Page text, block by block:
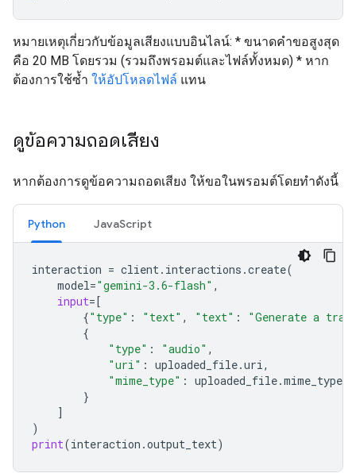
หมายเหตุเกี่ยวกับข้อมูลเสียงแบบอินไลน์: * ขนาดคำขอสูงสุด
คือ 20 MB โดยรวม (รวมถึงพรอมต์และไฟล์ทั้งหมด) * หาก
ต้องการใช้ซ้ำ ให้อัปโหลดไฟล์ แทน
ดูข้อความถอดเสียง
หากต้องการดูข้อความถอดเสียง ให้ขอในพรอมต์โดยทำดังนี้
Python JavaScript
interaction = client . interactions .create(
model="gemini-3.6-flash" ,
input=[
{"type" : "text" , "text" :
"Generate a
{
"type" : "audio" ,
"uri" : uploaded_file.uri ,
"mime_type" : uploaded_file.mime_type
}
]
)
print(interaction .output_text)